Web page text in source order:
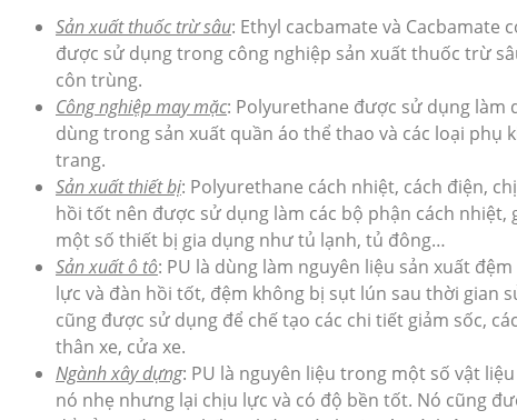
Sản xuất thuốc trừ sâu: Ethyl cacbamate và Cacbamate
được sử dụng trong công nghiệp sản xuất thuốc trừ
côn trùng.
Công nghiệp may mặc: Polyurethane được sử dụng làm
dùng trong sản xuất quần áo thể thao và các loại phụ
trang.
Sản xuất thiết bị: Polyurethane cách nhiệt, cách điện,
hồi tốt nên được sử dụng làm các bộ phận cách nhiệt,
một số thiết bị gia dụng như tủ lạnh, tủ đông…
Sản xuất ô tô: PU là dùng làm nguyên liệu sản xuất
lực và đàn hồi tốt, đệm không bị sụt lún sau thời gian
cũng được sử dụng để chế tạo các chi tiết giảm sốc,
thân xe, cửa xe.
Ngành xây dựng: PU là nguyên liệu trong một số vật
nó nhẹ nhưng lại chịu lực và có độ bền tốt. Nó cũng